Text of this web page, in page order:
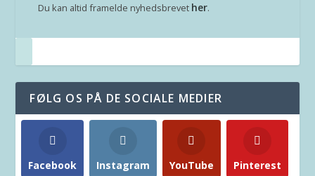
Du kan altid framelde nyhedsbrevet her.
FØLG OS PÅ DE SOCIALE MEDIER
Facebook Instagram YouTube Pinterest